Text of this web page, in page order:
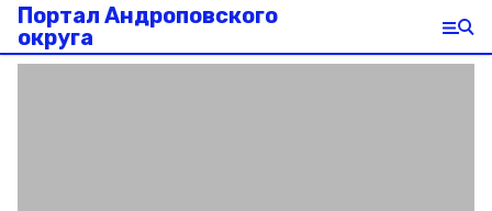
Портал Андроповского
округа